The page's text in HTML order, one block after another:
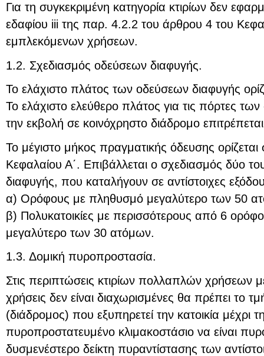
Για τη συγκεκριμένη κατηγορία κτιρίων δεν
εδαφίου iii της παρ. 4.2.2 του άρθρου 4 του
εμπλεκόμενων χρήσεων.
1.2. Σχεδιασμός οδεύσεων διαφυγής.
Το ελάχιστο πλάτος των οδεύσεων διαφυγής
Το ελάχιστο ελεύθερο πλάτος για τις πόρτες
την εκβολή σε κοινόχρηστο διάδρομο
Το μέγιστο μήκος πραγματικής όδευσης
Κεφαλαίου Α΄. Επιβάλλεται ο σχεδιασμός δύο
διαφυγής, που καταλήγουν σε αντίστοιχες
α) Ορόφους με πληθυσμό μεγαλύτερο των 50
β) Πολυκατοικίες με περισσότερους από 6
μεγαλύτερο των 30 ατόμων.
1.3. Δομική πυροπροστασία.
Στις περιπτώσεις κτιρίων πολλαπλών χρήσεων
χρήσεις δεν είναι διαχωρισμένες θα πρέπει το
(διάδρομος) που εξυπηρετεί την κατοικία μέχρι
πυροπροστατευμένο κλιμακοστάσιο να είναι
δυσμενέστερο δείκτη πυραντίστασης των